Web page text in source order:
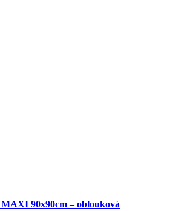
90x90cm – oblouková